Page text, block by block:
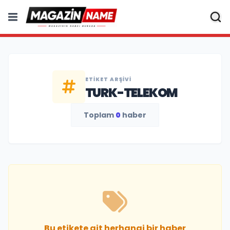
ETIKET ARŞIVI
TURK-TELEKOM
Toplam 0 haber